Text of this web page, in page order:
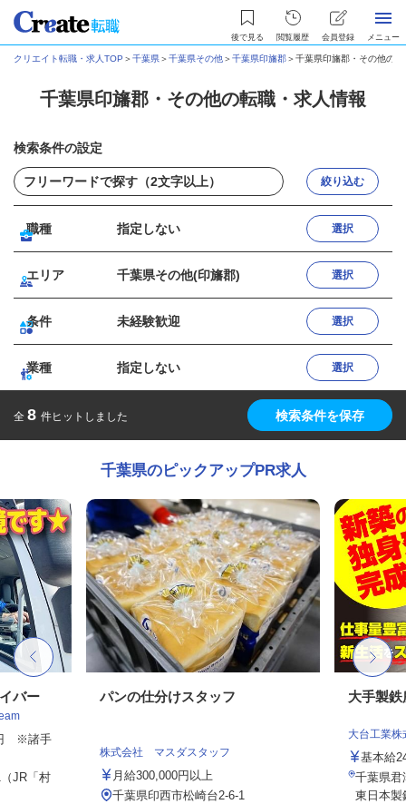
後で見る 閲覧履歴 会員登録 メニュー
クリエイト転職・求人TOP ＞千葉県＞千葉県その他＞千葉県印旛郡＞千葉県印旛郡・その他の
千葉県印旛郡・その他の転職・求人情報
検索条件の設定
絞り込む
職種 指定しない 選択
エリア 千葉県その他(印旛郡) 選択
条件 未経験歓迎 選択
業種 指定しない 選択
全 8 件ヒットしました 検索条件を保存
千葉県のピックアップPR求人
バー
円 ※諸手
JR「村
パンの仕分けスタッフ
株式会社 マスダスタッフ
月給300,000円以上
千葉県印西市松崎台2-6-1
大手製
大台工業株
基本給
千葉県
東日本製